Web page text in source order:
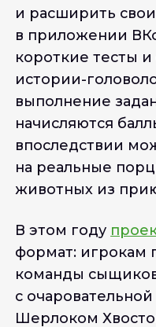
и расширить
в приложении
короткие тесты и
истории-
выполнение
начисляются
впоследствии
на реальные
животных из
В этом году
формат: игрокам
команды
с
Шерлоком